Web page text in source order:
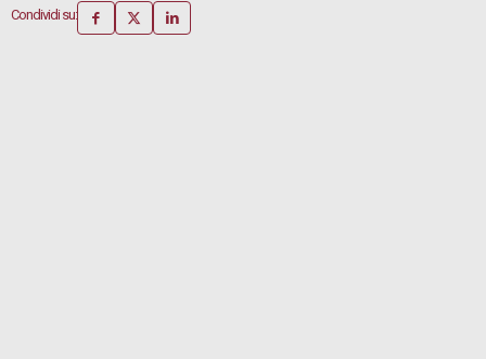
Condividi su: